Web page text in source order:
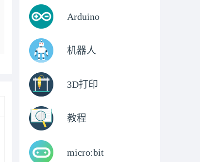
Arduino
机器人
3D打印
教程
micro:bit